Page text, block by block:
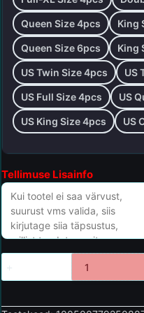
Queen Size 4pcs King
Queen Size 6pcs King
US Twin Size 4pcs US
US Full Size 4pcs US
US King Size 4pcs US
Tellimuse Lisainfo